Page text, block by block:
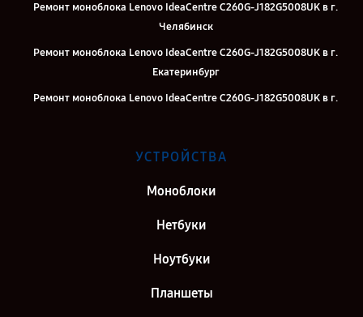
Ремонт моноблока Lenovo IdeaCentre C260G-J182G5008UK в г.
Челябинск
Ремонт моноблока Lenovo IdeaCentre C260G-J182G5008UK в г.
Екатеринбург
Ремонт моноблока Lenovo IdeaCentre C260G-J182G5008UK в г.
Москва
Ремонт моноблока Lenovo IdeaCentre C260G-J182G5008UK в г.
УСТРОЙСТВА
Моноблоки
Нетбуки
Ноутбуки
Планшеты